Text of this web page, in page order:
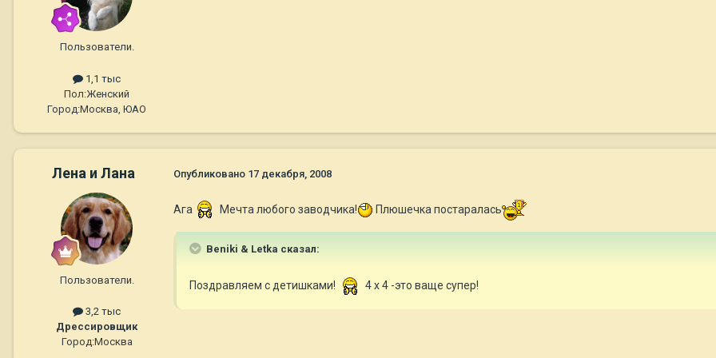
Пользователи.
1,1 тыс
Пол:Женский
Город:Москва, ЮАО
Лена и Лана
Пользователи.
3,2 тыс
Дрессировщик
Город:Москва
Опубликовано 17 декабря, 2008
Ага Мечта любого заводчика! Плюшечка постаралась
Beniki & Letka сказал:
Поздравляем с детишками! 4 х 4 -это ваще супер!